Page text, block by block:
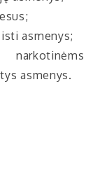
asmenys;
asmenys.